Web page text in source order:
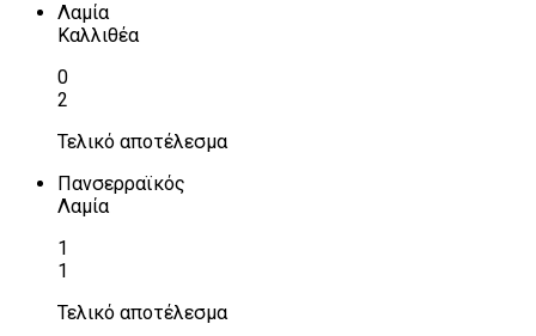
Λαμία
Καλλιθέα
0
2
Τελικό αποτέλεσμα
Πανσερραϊκός
Λαμία
1
1
Τελικό αποτέλεσμα